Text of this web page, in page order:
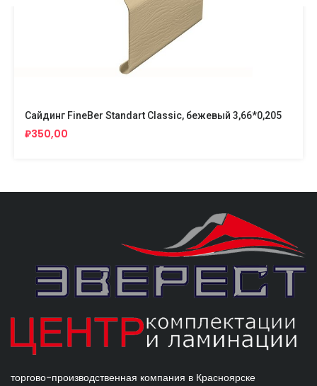
Сайдинг FineBer Standart Classic, бежевый 3,66*0,205
₽350,00
торгово-производственная компания в Красноярске